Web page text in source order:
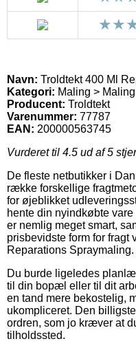
Navn: Troldtekt 400 Ml
Kategori: Maling >
Producent: Troldtekt
Varenummer: 77787
EAN: 200000563745
Vurderet til 4.5 ud af 5
De fleste netbutikker i
række forskellige
for øjeblikket
hente din nyindkøbte
er nemlig meget smart,
prisbevidste form for fragt
Reparations Spraymaling.
Du burde ligeledes
til din bopæl eller til dit
en tand mere bekostelig,
ukompliceret. Den
ordren, som jo kræver at
tilholdssted.